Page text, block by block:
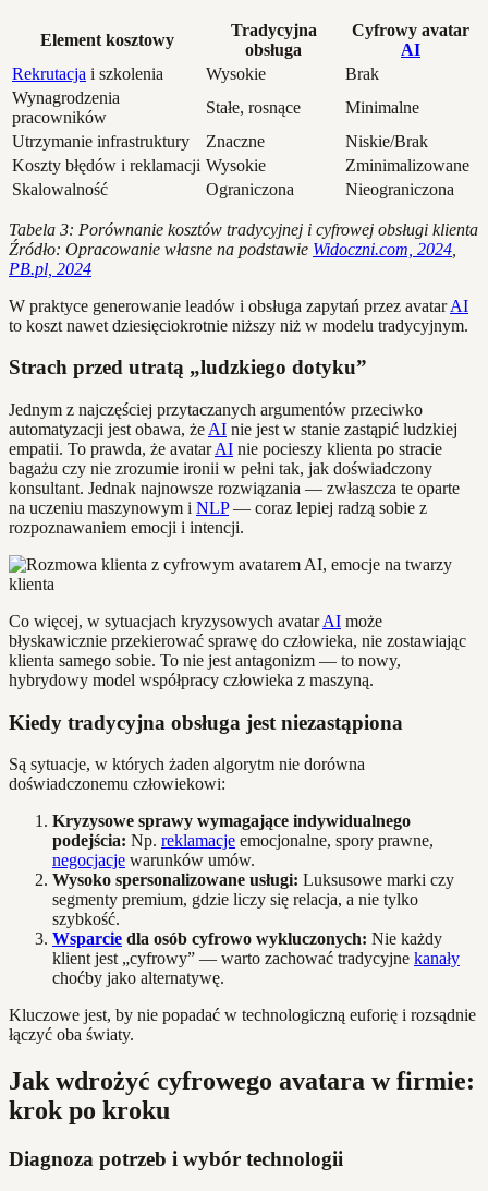
Element kosztowy
Tradycyjna
obsługa
Cyfrowy avatar
AI
Rekrutacja i szkolenia Wysokie
Brak
Wynagrodzenia
pracowników
Stałe, rosnące
Minimalne
Utrzymanie infrastruktury
Znaczne
Niskie/Brak
Koszty błędów i reklamacji Wysokie
Zminimalizowane
Skalowalność
Ograniczona Nieograniczona
Tabela 3: Porównanie kosztów tradycyjnej i cyfrowej obsługi klienta
Źródło: Opracowanie własne na podstawie Widoczni.com, 2024
PB.pl, 2024
W praktyce generowanie leadów i obsługa zapytań przez avatarAI
to koszt nawet dziesięciokrotnie niższy niż w modelu tradycyjnym.
Strach przed utratą „ludzkiego dotyku”
Jednym z najczęściej przytaczanych argumentów przeciwko
automatyzacji jest obawa, że AI nie jest w stanie zastąpić ludzkiej
empatii. To prawda, że avatarAI nie pocieszy klienta po stracie
bagażu czy nie zrozumie ironii w pełni tak, jak doświadczony
konsultant. Jednak najnowsze rozwiązania — zwłaszcza te oparte
na uczeniu maszynowym i NLP— coraz lepiej radzą sobie z
rozpoznawaniem emocji i intencji.
Co więcej, w sytuacjach kryzysowych avatarAI może
błyskawicznie przekierować sprawę do człowieka, nie zostawiając
klienta samego sobie. To nie jest antagonizm — to nowy,
hybrydowy model współpracy człowieka z maszyną.
Kiedy tradycyjna obsługa jest niezastąpiona
Są sytuacje, w których żaden algorytm nie dorówna
doświadczonemu człowiekowi:
Kryzysowe sprawy wymagające indywidualnego
podejścia: Np. reklamacje emocjonalne, spory prawne,
negocjacje warunków umów.
Wysoko spersonalizowane usługi: Luksusowe marki czy
segmenty premium, gdzie liczy się relacja, a nie tylko
szybkość.
Wsparcie dla osób cyfrowo wykluczonych: Nie każdy
klient jest „cyfrowy” — warto zachować tradycyjne kanały
choćby jako alternatywę.
Kluczowe jest, by nie popadać w technologiczną euforię i rozsądnie
łączyć oba światy.
Jak wdrożyć cyfrowego avatara w firmie:
krok po kroku
Diagnoza potrzeb i wybór technologii